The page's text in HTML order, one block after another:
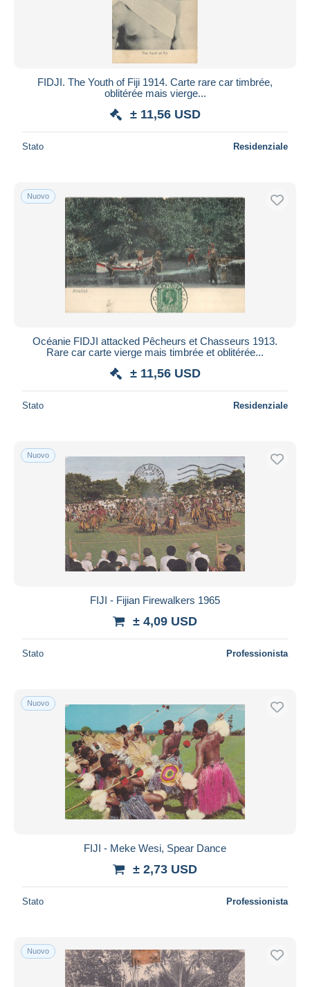
FIDJI. The Youth of Fiji 1914. Carte rare car timbrée,
oblitérée mais vierge...
± 11,56 USD
Stato Residenziale
Nuovo
Océanie FIDJI attacked Pêcheurs et Chasseurs 1913.
Rare car carte vierge mais timbrée et oblitérée...
± 11,56 USD
Stato Residenziale
Nuovo
FIJI - Fijian Firewalkers 1965
± 4,09 USD
Stato Professionista
Nuovo
FIJI - Meke Wesi, Spear Dance
± 2,73 USD
Stato Professionista
Nuovo